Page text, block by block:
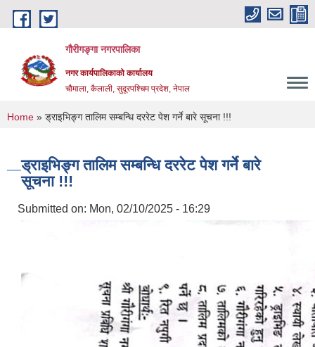
Skip to main content
गौरीगङ्गा नगरपालिका
नगर कार्यपालिकाको कार्यालय
चौमाला, कैलाली, सुदूरपश्चिम प्रदेश, नेपाल
You are here
Home » ड्राइभिङ्ग तालिम सम्बन्धि दररेट पेश गर्ने बारे सूचना !!!
ड्राइभिङ्ग तालिम सम्बन्धि दररेट पेश गर्ने बारे
सूचना !!!
Submitted on: Mon, 02/10/2025 - 16:29